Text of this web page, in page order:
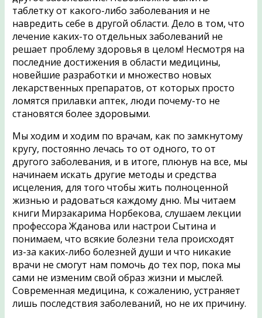
таблетку от какого-либо заболевания и не
навредить себе в другой области. Дело в том, что
лечение каких-то отдельных заболеваний не
решает проблему здоровья в целом! Несмотря на
последние достижения в области медицины,
новейшие разработки и множество новых
лекарственных препаратов, от которых просто
ломятся прилавки аптек, люди почему-то не
становятся более здоровыми.
Мы ходим и ходим по врачам, как по замкнутому
кругу, постоянно лечась то от одного, то от
другого заболевания, и в итоге, плюнув на все, мы
начинаем искать другие методы и средства
исцеления, для того чтобы жить полноценной
жизнью и радоваться каждому дню. Мы читаем
книги Мирзакарима Норбекова, слушаем лекции
профессора Жданова или настрои Сытина и
понимаем, что всякие болезни тела происходят
из-за каких-либо болезней души и что никакие
врачи не смогут нам помочь до тех пор, пока мы
сами не изменим свой образ жизни и мыслей.
Современная медицина, к сожалению, устраняет
лишь последствия заболеваний, но не их причину.